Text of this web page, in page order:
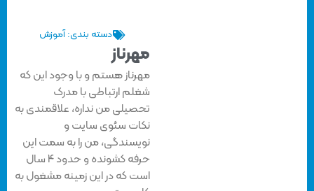
دسته بندی:آموزش
مهرناز
مهرناز هستم و با وجود این که
شغلم ارتباطی با مدرک
تحصیلی من نداره، علاقمندی به
نکات سئوی سایت و
نویسندگی، من را به سمت این
حرفه کشونده و حدود ۴ سال
است که در این زمینه مشغول به